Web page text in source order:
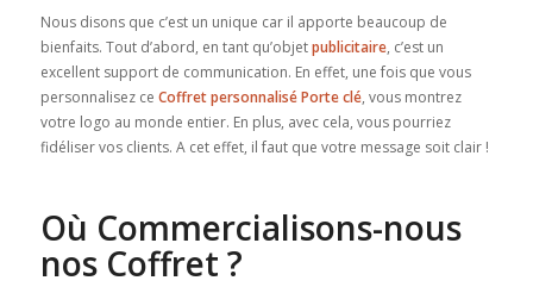
Nous disons que c’est un unique car il apporte beaucoup de
bienfaits. Tout d’abord, en tant qu’objetpublicitaire, c’est un
excellent support de communication. En effet, une fois que vous
personnalisez ce Coffret personnalisé Porte clé, vous montrez
votre logo au monde entier. En plus, avec cela, vous pourriez
fidéliser vos clients. A cet effet, il faut que votre message soit clair !
Où Commercialisons-nous
nos Coffret ?